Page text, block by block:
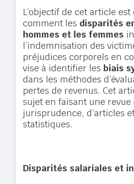
L’objectif de cet article est
comment les disparités
hommes et les femmes
l’indemnisation des
préjudices corporels en
vise à identifier lesbiais
dans les méthodes
pertes de revenus. Cet
sujet en faisant une revue
jurisprudence, d’articles
statistiques.
Disparités salariales et